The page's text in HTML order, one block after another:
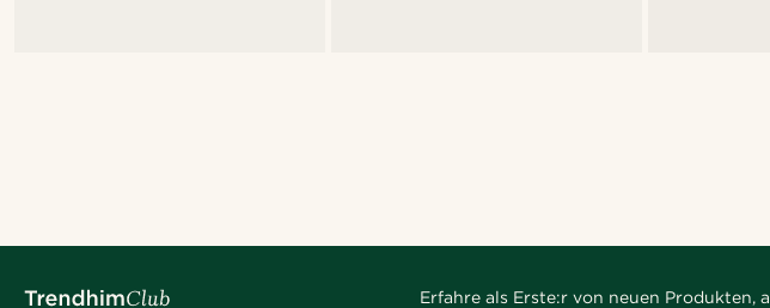
Erfahre als Erste:r von neuen Produkten,